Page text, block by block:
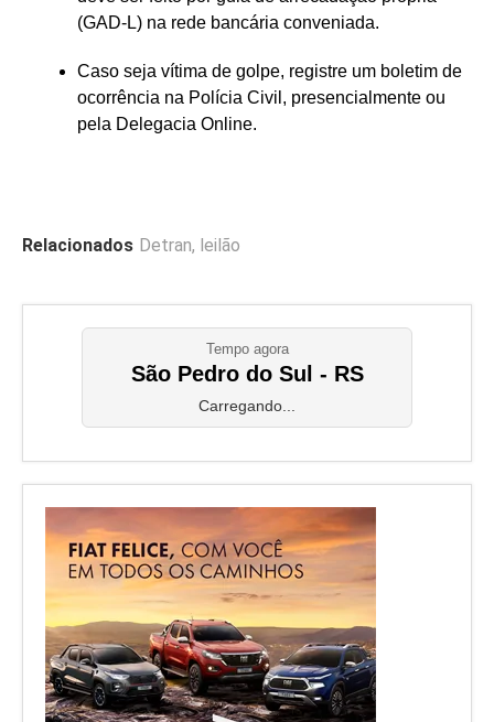
(GAD-L) na rede bancária conveniada.
Caso seja vítima de golpe, registre um boletim de
ocorrência na Polícia Civil, presencialmente ou
pela Delegacia Online.
Relacionados Detran, leilão
Tempo agora
São Pedro do Sul - RS
Carregando...